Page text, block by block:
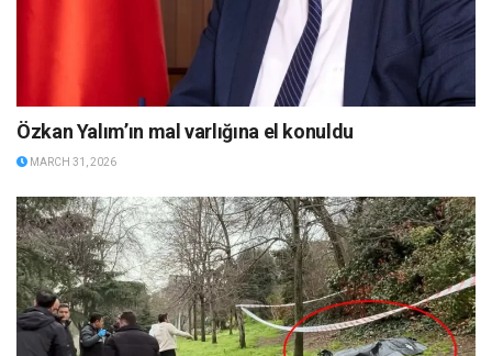
Özkan Yalım’ın mal varlığına el konuldu
MARCH 31, 2026